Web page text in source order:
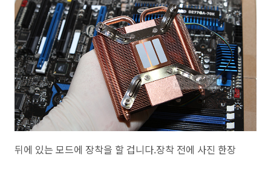
뒤에 있는 모드에 장착을 할 겁니다.장착 전에 사진 한장